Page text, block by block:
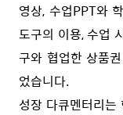
영상, 수업PPT와
도구의 이용, 수업
구와 협업한 상품
었습니다.
성장 다큐멘터리